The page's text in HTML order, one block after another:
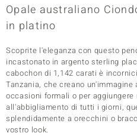
Classics
Opale australiano
in platino
Scoprite l'eleganza con questo
incastonato in argento sterling
cabochon di 1,142 carati è
Tanzania, che creano
occasioni formali o per
all'abbigliamento di tutti i giorni,
splendidamente a orecchini o
vostro look.